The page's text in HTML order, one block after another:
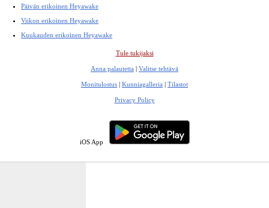
Päivän erikoinen Heyawake
Viikon erikoinen Heyawake
Kuukauden erikoinen Heyawake
Tule tukijaksi
Anna palautetta | Valitse tehtävä
Monitulostus | Kunniagalleria | Tilastot
Privacy Policy
iOS App